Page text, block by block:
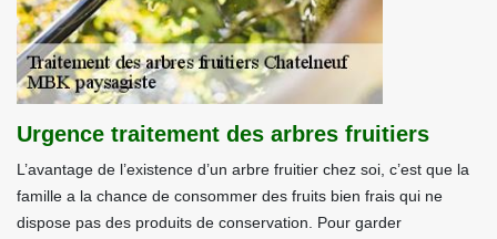
Urgence traitement des arbres fruitiers
L’avantage de l’existence d’un arbre fruitier chez soi, c’est que la
famille a la chance de consommer des fruits bien frais qui ne
dispose pas des produits de conservation. Pour garder